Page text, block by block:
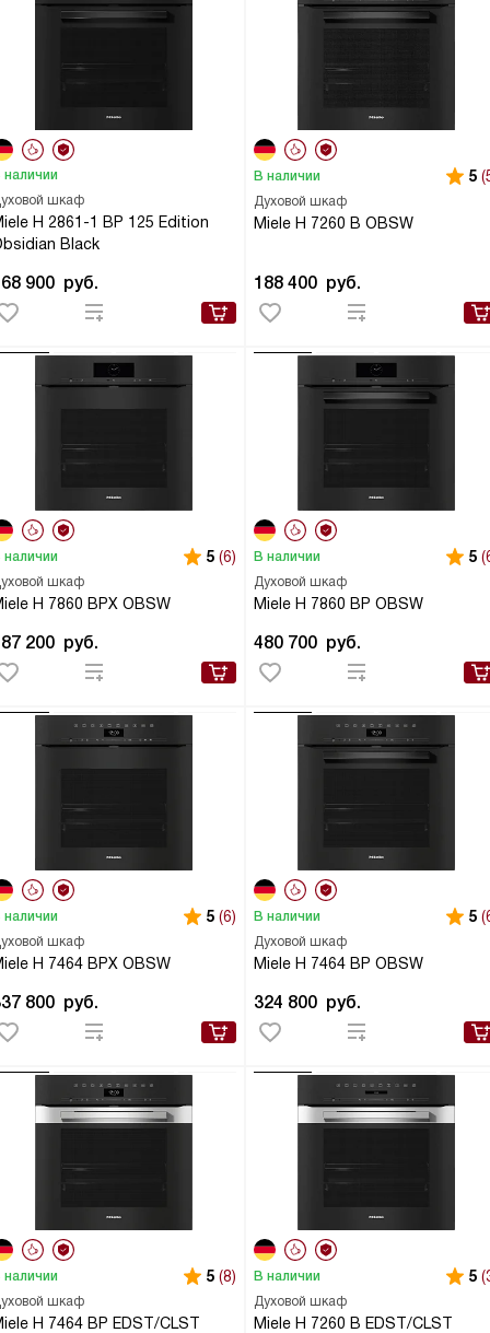
шкаф
H 2861-1 BP 125 Edition
Black
наличии
900 руб.
Духовой шкаф
Miele H 7260 B OBSW
В наличии 5
188 400 руб.
шкаф
H 7860 BPX OBSW
наличии 5 (6)
200 руб.
Духовой шкаф
Miele H 7860 BP OBSW
В наличии 5
480 700 руб.
шкаф
H 7464 BPX OBSW
наличии 5 (6)
800 руб.
Духовой шкаф
Miele H 7464 BP OBSW
В наличии 5
324 800 руб.
шкаф
H 7464 BP EDST/CLST
наличии 5 (8)
Духовой шкаф
Miele H 7260 B EDST/CLST
В наличии 5